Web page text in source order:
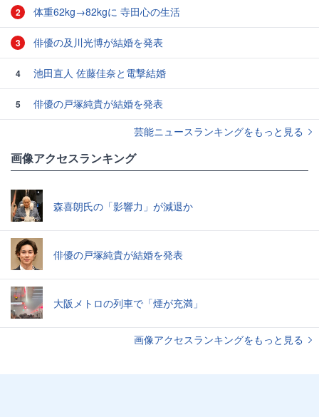
2 体重62kg→82kgに 寺田心の生活
3 俳優の及川光博が結婚を発表
4 池田直人 佐藤佳奈と電撃結婚
5
俳優の戸塚純貴が結婚を発表
芸能ニュースランキングをもっと見る
画像アクセスランキング
森喜朗氏の「影響力」が減退か
俳優の戸塚純貴が結婚を発表
大阪メトロの列車で「煙が充満」
画像アクセスランキングをもっと見る